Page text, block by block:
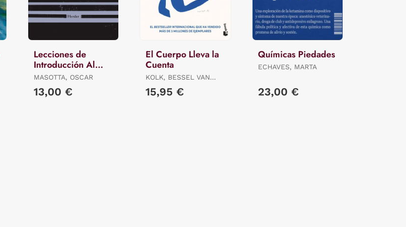
Lecciones de
Introducción Al
Psicoanálisis
MASOTTA, OSCAR
13,00 €
El Cuerpo Lleva la
Cuenta
KOLK, BESSEL VAN
15,95 €
Químicas Piedades
ECHAVES, MARTA
23,00 €